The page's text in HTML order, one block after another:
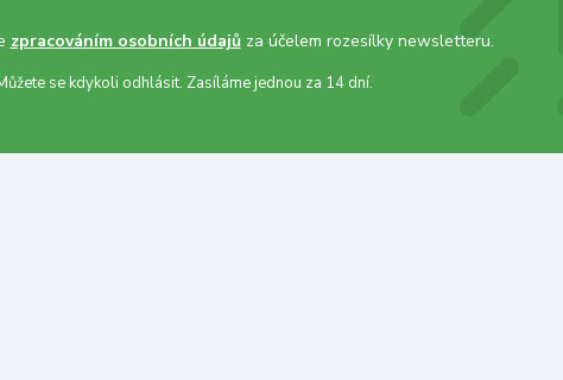
zpracováním osobních údajůza účelem rozesílky newsletteru.
se kdykoli odhlásit. Zasíláme jednou za 14 dní.